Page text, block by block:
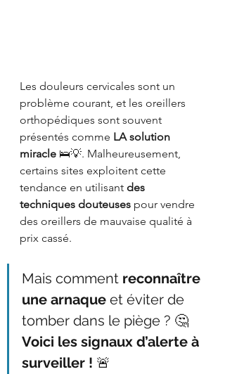
Les douleurs cervicales sont un
problème courant, et les oreillers
orthopédiques sont souvent
présentés comme LA solution
miracle 🛌💡. Malheureusement,
certains sites exploitent cette
tendance en utilisant des
techniques douteuses pour vendre
des oreillers de mauvaise qualité à
prix cassé.
Mais comment reconnaître
une arnaque et éviter de
tomber dans le piège ? 🤔
Voici les signaux d’alerte à
surveiller ! 🚨